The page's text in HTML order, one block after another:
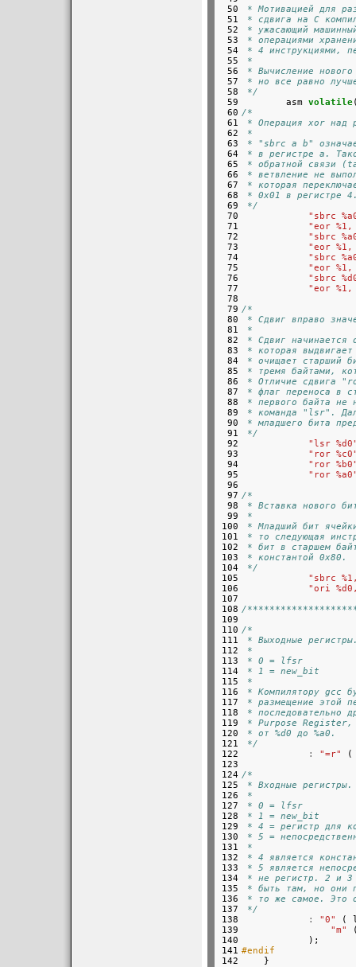
50
51
52
53
54
55
56
57
58
59
60
61
62
63
64
65
66
67
68
69
70
71
72
73
74
75
76
77
78
79
80
81
82
83
84
85
86
87
88
89
90
91
92
93
94
95
96
97
98
99
100
101
102
103
104
105
106
107
108
109
110
111
112
113
114
115
116
117
118
119
120
121
122
123
124
125
126
127
128
129
130
131
132
133
134
135
136
137
138
139
140
141
142
* Мотивацией для
* сдвига на C
* ужасающий
* операциями
* 4 инструкциями,
*
* Вычисление
* но все равно
*/
asm volatile
/*
* Операция xor над
*
* "sbrc a b"
* в регистре a.
* обратной связи
* ветвление не
* которая
* 0x01 в регистре
*/
"sbrc
"eor %1,
"sbrc
"eor %1,
"sbrc
"eor %1,
"sbrc
"eor %1,
/*
* Сдвиг вправо
*
* Сдвиг начинается
* которая
* очищает старший
* тремя байтами,
* Отличие сдвига
* флаг переноса в
* первого байта не
* команда "lsr".
* младшего бита
*/
"lsr
"ror
"ror
"ror
/*
* Вставка нового
*
* Младший бит
* то следующая
* бит в старшем
* константой 0x80.
*/
"sbrc
"ori
/
/*
* Выходные
*
* 0 = lfsr
* 1 = new_bit
*
* Компилятору gcc
* размещение этой
* последовательно
* Purpose Register,
* от %d0 до %a0.
*/
:
"=r"
(
/*
* Входные регистры.
*
* 0 = lfsr
* 1 = new_bit
* 4 = регистр для
* 5 =
*
* 4 является
* 5 является
* не регистр. 2 и 3
* быть там, но они
* то же самое. Это
*/
:
"0"
(
"m"
#endif
}